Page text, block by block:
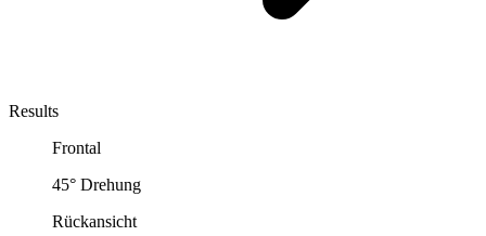
Results
Frontal
45° Drehung
Rückansicht